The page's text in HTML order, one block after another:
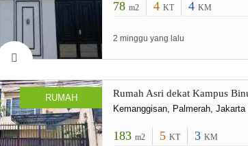
78 m2 4 KT 4 KM
2 minggu yang lalu
RUMAH Rumah Asri dekat Kampus
Kemanggisan, Palmerah, Jakarta
183 m2 5 KT 3 KM